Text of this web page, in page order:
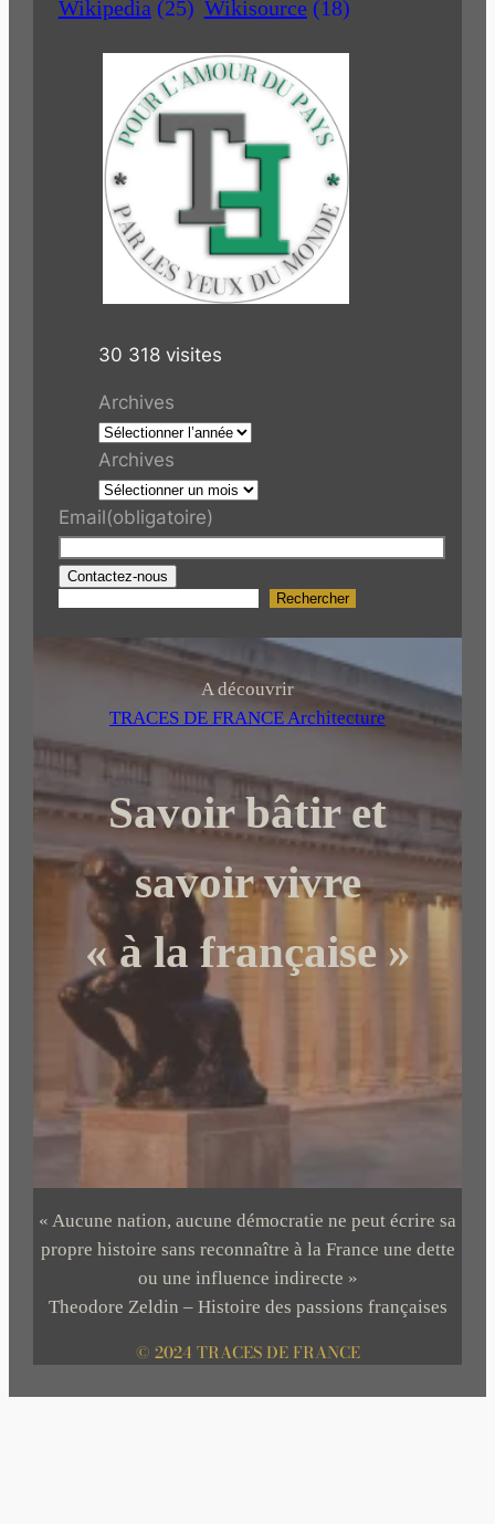
Wikipedia (25) Wikisource (18)
30 318 visites
Archives
Archives
Email(obligatoire)
Contactez-nous
R
r
c
h
r
Rechercher
A découvrir
TRACES DE FRANCE Architecture
Savoir bâtir et
savoir vivre
« à la française »
« Aucune nation, aucune démocratie ne peut écrire sa
propre histoire sans reconnaître à la France une dette
ou une influence indirecte »
Theodore Zeldin – Histoire des passions françaises
© 2024 TRACES DE FRANCE